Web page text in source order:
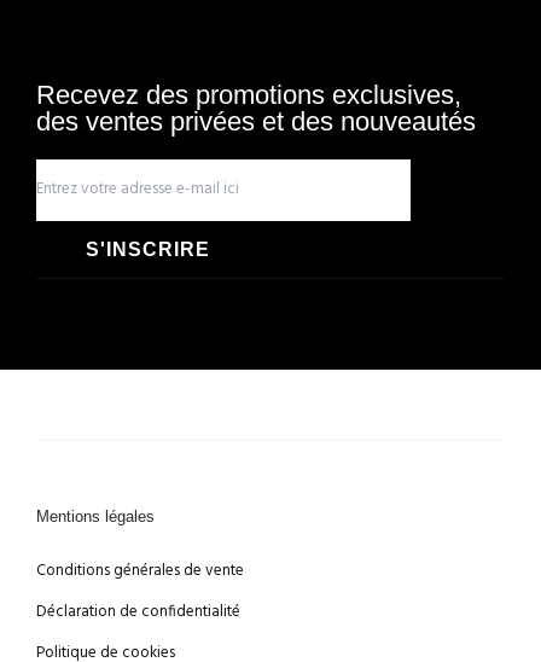
Recevez des promotions exclusives,
des ventes privées et des nouveautés
S'INSCRIRE
Mentions légales
Conditions générales de vente
Déclaration de confidentialité
Politique de cookies